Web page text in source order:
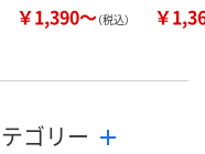
￥1,390～（税込） ￥
ゴリー